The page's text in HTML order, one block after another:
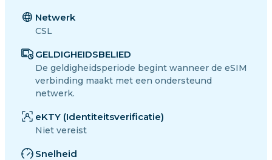
Netwerk
CSL
GELDIGHEIDSBELIED
De geldigheidsperiode begint wanneer de eSIM
verbinding maakt met een ondersteund
netwerk.
eKTY (Identiteitsverificatie)
Niet vereist
Snelheid